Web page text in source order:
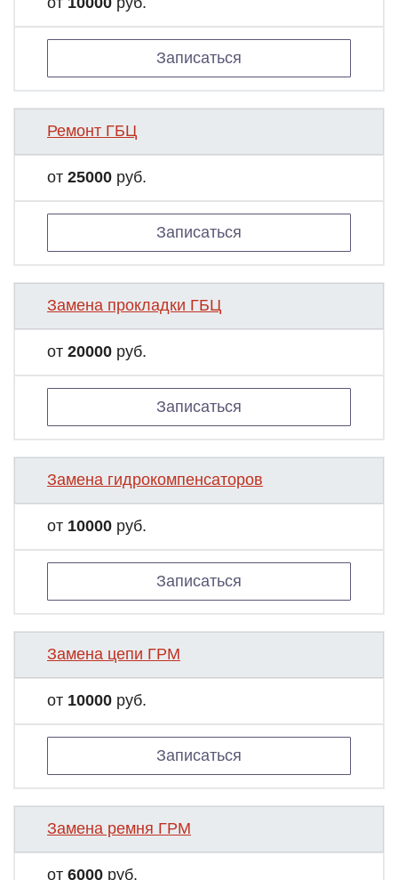
Записаться
Ремонт ГБЦ
от 25000 руб.
Записаться
Замена прокладки ГБЦ
от 20000 руб.
Записаться
Замена гидрокомпенсаторов
от 10000 руб.
Записаться
Замена цепи ГРМ
от 10000 руб.
Записаться
Замена ремня ГРМ
от 6000 руб.